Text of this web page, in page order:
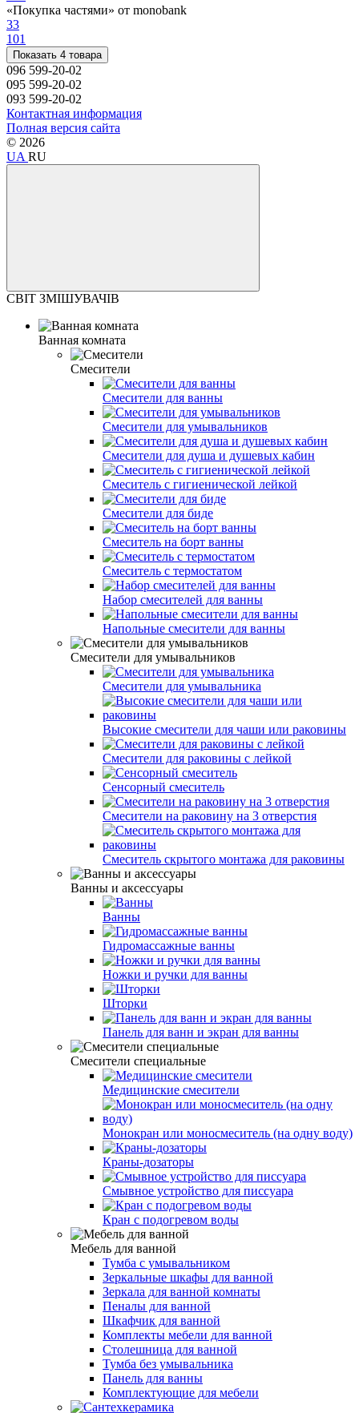
«Покупка частями» от monobank
33
101
Показать 4 товара
096 599-20-02
095 599-20-02
093 599-20-02
Контактная информация
Полная версия сайта
© 2026
UA RU
СВІТ ЗМІШУВАЧІВ
Ванная комната
Смесители
Смесители для ванны
Смесители для умывальников
Смесители для душа и душевых кабин
Смеситель с гигиенической лейкой
Смесители для биде
Смеситель на борт ванны
Смеситель с термостатом
Набор смесителей для ванны
Напольные смесители для ванны
Смесители для умывальников
Смесители для умывальника
Высокие смесители для чаши или раковины
Смесители для раковины с лейкой
Сенсорный смеситель
Смесители на раковину на 3 отверстия
Смеситель скрытого монтажа для раковины
Ванны и аксессуары
Ванны
Гидромассажные ванны
Ножки и ручки для ванны
Шторки
Панель для ванн и экран для ванны
Смесители специальные
Медицинские смесители
Монокран или моносмеситель (на одну воду)
Краны-дозаторы
Смывное устройство для писсуара
Кран с подогревом воды
Мебель для ванной
Тумба с умывальником
Зеркальные шкафы для ванной
Зеркала для ванной комнаты
Пеналы для ванной
Шкафчик для ванной
Комплекты мебели для ванной
Столешница для ванной
Тумба без умывальника
Панель для ванны
Комплектующие для мебели